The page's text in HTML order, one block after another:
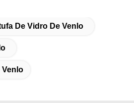
De Vidro De Venlo
Venlo